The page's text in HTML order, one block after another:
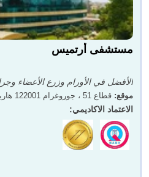
مستشفى أرتميس
الأفضل في الأورام وزرع الأعضاء
موقع: قطاع 51 ، جوروغرام 122001 هاريانا ، الهند
الاعتماد الاكاديمي: